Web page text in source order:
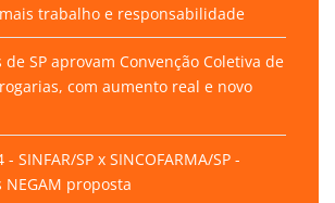
mais trabalho e responsabilidade
de SP aprovam Convenção Coletiva de
com aumento real e novo
SINFAR/SP x SINCOFARMA/SP -
NEGAM proposta